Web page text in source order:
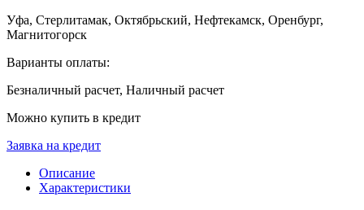
Уфа, Стерлитамак, Октябрьский, Нефтекамск, Оренбург,
Магнитогорск
Варианты оплаты:
Безналичный расчет, Наличный расчет
Можно купить в кредит
Заявка на кредит
Описание
Характеристики